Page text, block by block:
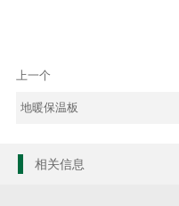
上一个
地暖保温板
相关信息